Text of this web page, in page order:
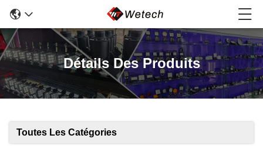
Détails Des Produits
Toutes Les Catégories